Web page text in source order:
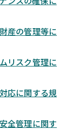
員ログイン
産の管理等に
リスク管理に
応に関する規
全管理に関す